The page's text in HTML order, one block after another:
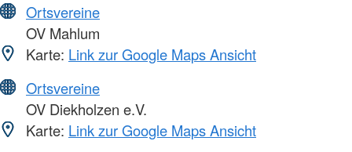
Ortsvereine
OV Mahlum
Karte: Link zur Google Maps Ansicht
Ortsvereine
OV Diekholzen e.V.
Karte: Link zur Google Maps Ansicht